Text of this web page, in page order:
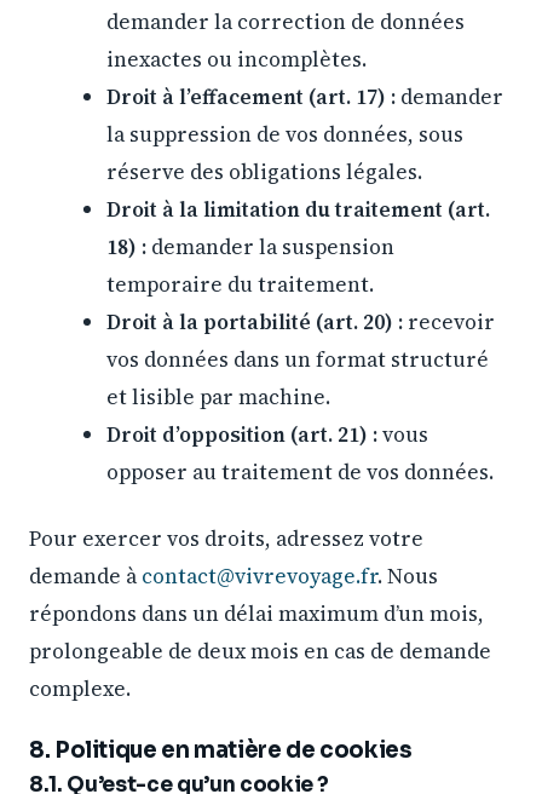
demander la correction de données
inexactes ou incomplètes.
Droit à l’effacement (art. 17) : demander
la suppression de vos données, sous
réserve des obligations légales.
Droit à la limitation du traitement (art.
18) : demander la suspension
temporaire du traitement.
Droit à la portabilité (art. 20) : recevoir
vos données dans un format structuré
et lisible par machine.
Droit d’opposition (art. 21) :vous
opposer au traitement de vos données.
Pour exercer vos droits, adressez votre
demande à contact@vivrevoyage.fr. Nous
répondons dans un délai maximum d’un mois,
prolongeable de deux mois en cas de demande
complexe.
8. Politique en matière de cookies
8.1. Qu’est-ce qu’un cookie ?